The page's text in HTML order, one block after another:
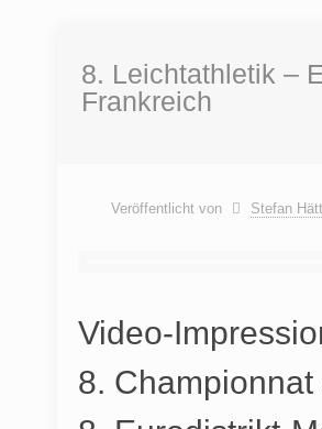
8. Leichtathletik –
Frankreich
Veröffentlicht von Stefan
Video-
8. Championnat